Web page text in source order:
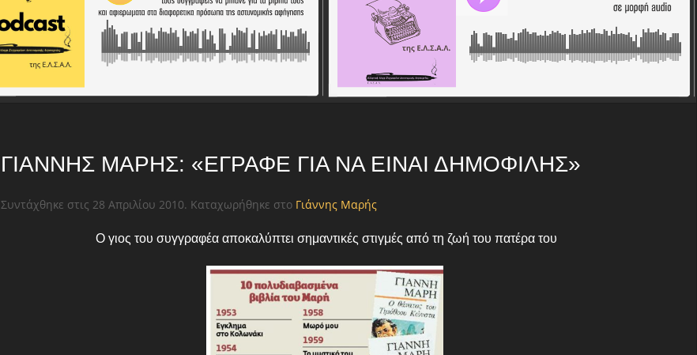
ΓΙΆΝΝΗΣ ΜΑΡΉΣ: «ΕΓΡΑΦΕ ΓΙΑ ΝΑ ΕΊΝΑΙ ΔΗΜΟΦΙΛΉΣ»
Συντάχθηκε στις 28 Απριλίου 2010. Καταχωρήθηκε στο Γιάννης Μαρής
Ο γιος του συγγραφέα αποκαλύπτει σημαντικές στιγμές από τη ζωή του πατέρα του